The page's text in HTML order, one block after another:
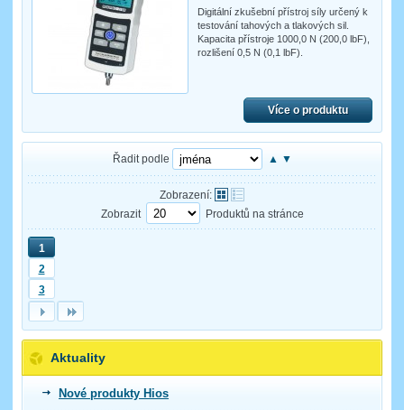
Digitální zkušební přístroj síly určený k
testování tahových a tlakových sil.
Kapacita přístroje 1000,0 N (200,0 lbF),
rozlišení 0,5 N (0,1 lbF).
Více o produktu
Řadit podle ▲ ▼
Zobrazení:
Zobrazit
Produktů na stránce
1
2
3
Aktuality
Nové produkty Hios